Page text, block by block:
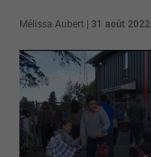
Mélissa Aubert 31 août 2022